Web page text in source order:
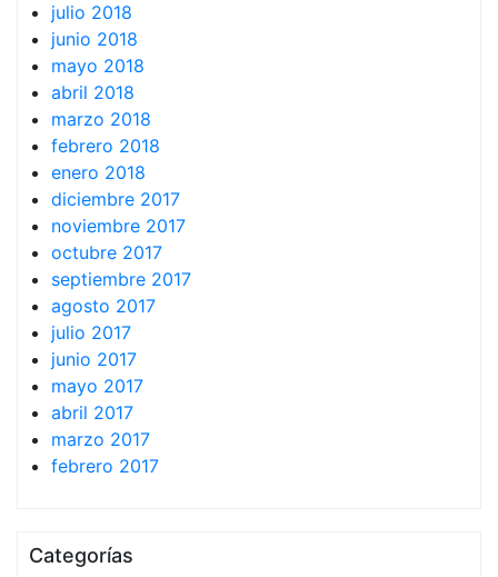
julio 2018
junio 2018
mayo 2018
abril 2018
marzo 2018
febrero 2018
enero 2018
diciembre 2017
noviembre 2017
octubre 2017
septiembre 2017
agosto 2017
julio 2017
junio 2017
mayo 2017
abril 2017
marzo 2017
febrero 2017
Categorías